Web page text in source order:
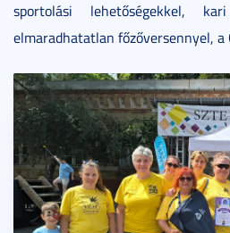
sportolási lehetőségekkel,
elmaradhatatlan főzőversennyel, a